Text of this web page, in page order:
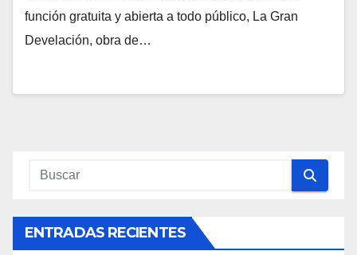
función gratuita y abierta a todo público, La Gran
Develación, obra de…
ENTRADAS RECIENTES